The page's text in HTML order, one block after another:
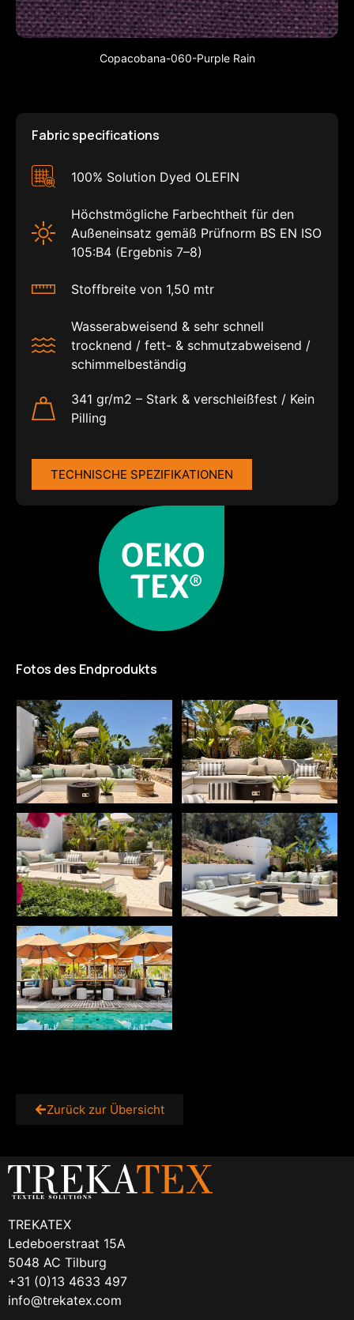
Copacobana-060-Purple Rain
Fabric specifications
100% Solution Dyed OLEFIN
Höchstmögliche Farbechtheit für den
Außeneinsatz gemäß Prüfnorm BS EN ISO
105:B4 (Ergebnis 7–8)
Stoffbreite von 1,50 mtr
Wasserabweisend & sehr schnell
trocknend / fett- & schmutzabweisend /
schimmelbeständig
341 gr/m2 – Stark & verschleißfest / Kein
Pilling
TECHNISCHE SPEZIFIKATIONEN
Fotos des Endprodukts
Zurück zur Übersicht
TREKATEX
Ledeboerstraat 15A
5048 AC Tilburg
+31 (0)13 4633 497
info@trekatex.com